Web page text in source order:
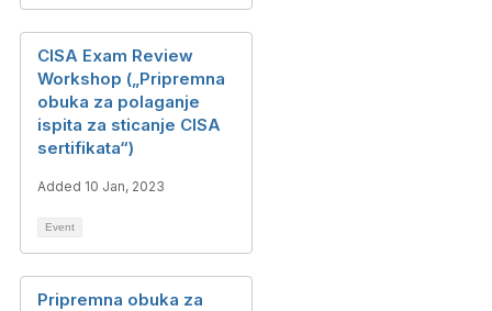
CISA Exam Review
Workshop („Pripremna
obuka za polaganje
ispita za sticanje CISA
sertifikata“)
Added 10 Jan, 2023
Event
Pripremna obuka za